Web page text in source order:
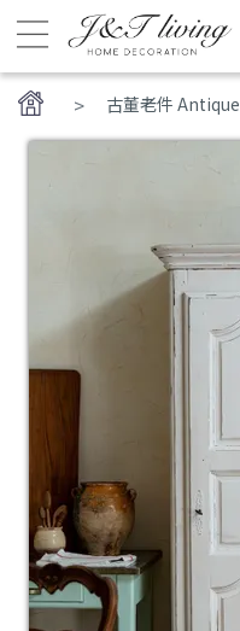
古董老件 Antique